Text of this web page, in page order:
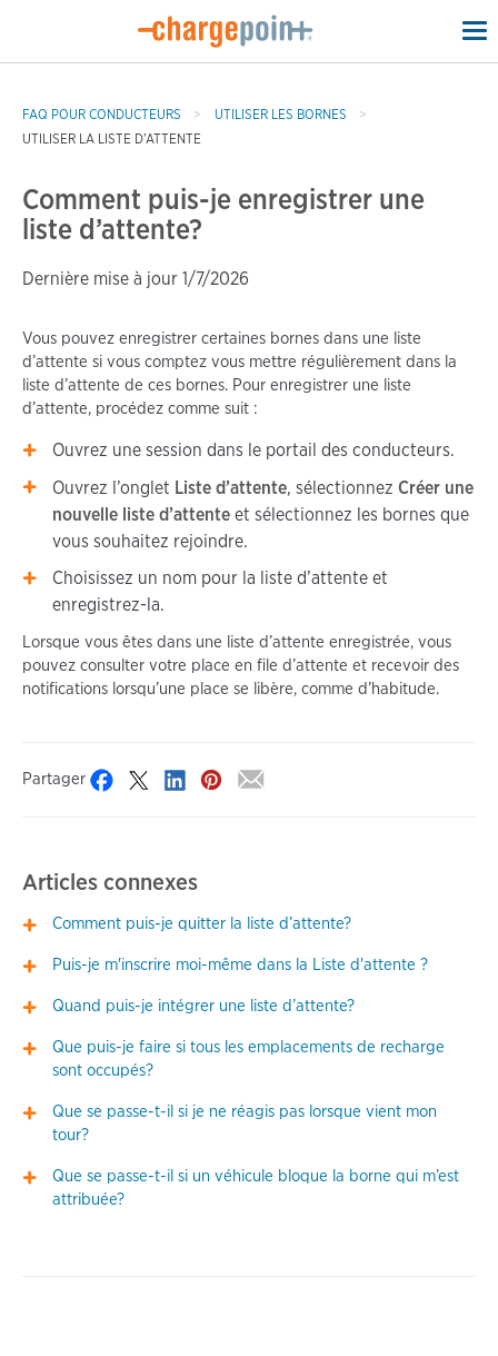
FAQ POUR CONDUCTEURS
UTILISER LES BORNES
UTILISER LA LISTE D’ATTENTE
Comment puis-je enregistrer une
liste d’attente?
Dernière mise à jour 1/7/2026
Vous pouvez enregistrer certaines bornes dans une liste
d’attente si vous comptez vous mettre régulièrement dans la
liste d’attente de ces bornes. Pour enregistrer une liste
d’attente, procédez comme suit :
Ouvrez une session dans le portail des conducteurs.
Ouvrez l’onglet Liste d’attente, sélectionnezCréer une
nouvelle liste d’attente et sélectionnez les bornes que
vous souhaitez rejoindre.
Choisissez un nom pour la liste d’attente et
enregistrez-la.
Lorsque vous êtes dans une liste d’attente enregistrée, vous
pouvez consulter votre place en file d’attente et recevoir des
notifications lorsqu’une place se libère, comme d’habitude.
Partager
Articles connexes
Comment puis-je quitter la liste d’attente?
Puis-je m'inscrire moi-même dans la Liste d'attente ?
Quand puis-je intégrer une liste d’attente?
Que puis-je faire si tous les emplacements de recharge
sont occupés?
Que se passe-t-il si je ne réagis pas lorsque vient mon
tour?
Que se passe-t-il si un véhicule bloque la borne qui m’est
attribuée?